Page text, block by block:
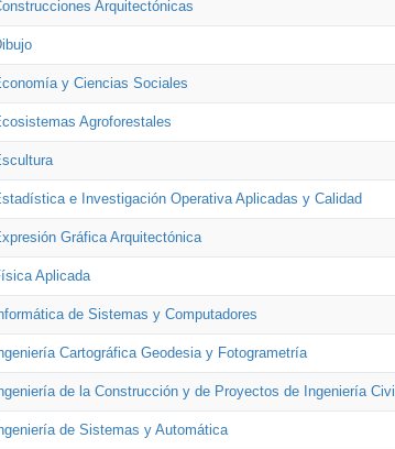
Arquitectónicas
y Ciencias Sociales
Agroforestales
e Investigación Operativa Aplicadas y Calidad
Gráfica Arquitectónica
Aplicada
de Sistemas y Computadores
Cartográfica Geodesia y Fotogrametría
de la Construcción y de Proyectos de Ingeniería Civil
de Sistemas y Automática